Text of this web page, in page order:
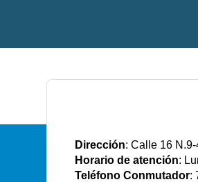
Dirección: Calle 16 N.9-
Horario de atención:
Teléfono Conmutador: